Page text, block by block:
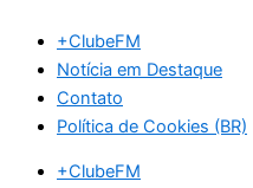
para
conteúdo
+ClubeFM
Notícia em Destaque
Contato
Política de Cookies (BR)
+ClubeFM